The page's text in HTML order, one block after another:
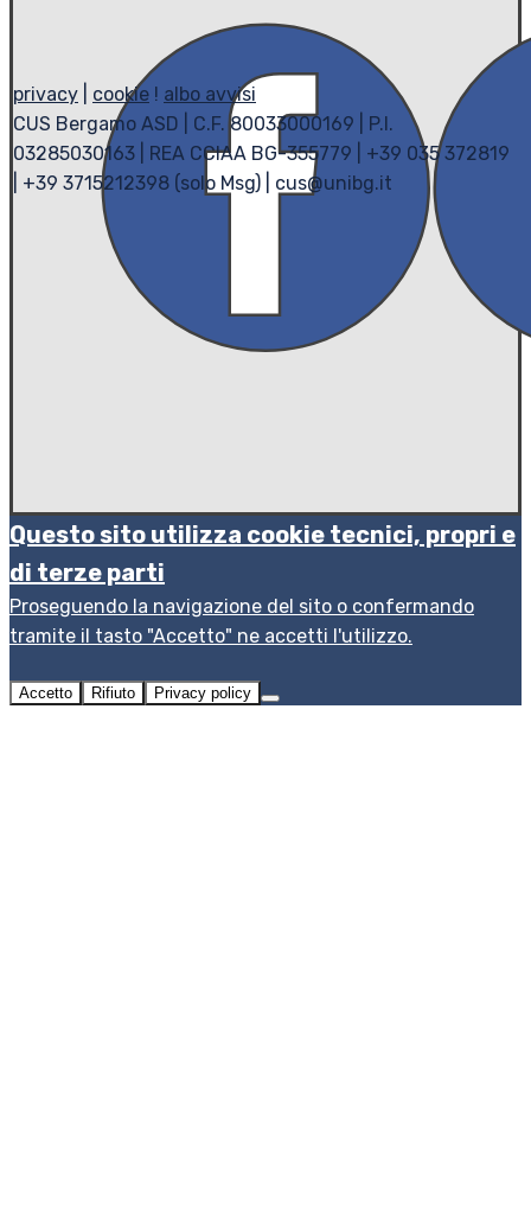
privacy cookie ! albo avvisi
CUS Bergamo ASD | C.F. 80033000169 | P.I.
03285030163 | REA CCIAA BG-355779 | +39 035 372819
| +39 3715212398 (solo Msg) | cus@unibg.it
Questo sito utilizza cookie tecnici, propri e
di terze parti
Proseguendo la navigazione del sito o confermando
tramite il tasto "Accetto" ne accetti l'utilizzo.
Accetto Rifiuto Privacy policy